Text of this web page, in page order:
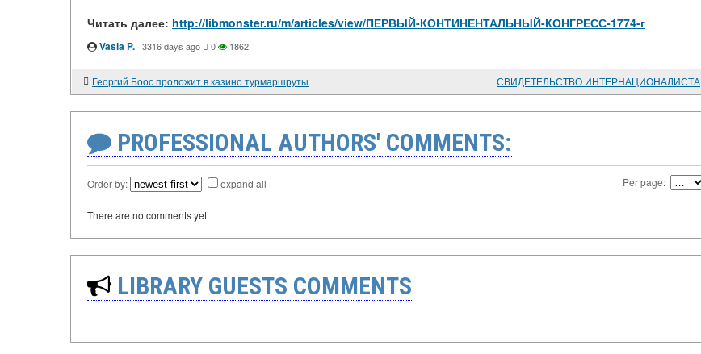
Читать далее: http://libmonster.ru/m/articles/view/ПЕРВЫЙ-КОНТИНЕНТАЛЬНЫЙ-КОНГРЕСС-1774-г
Vasia P. · 3316 days ago 0 1862
Георгий Боос проложит в казино турмаршруты СВИДЕТЕЛЬСТВО ИНТЕРНАЦИОНАЛИСТА
PROFESSIONAL AUTHORS' COMMENTS:
Order by: expand all Per page:
There are no comments yet
LIBRARY GUESTS COMMENTS